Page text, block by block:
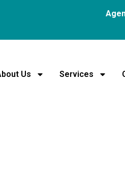
Us Services